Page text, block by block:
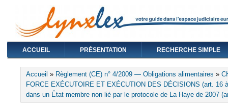
ACCUEIL PRÉSENTATION RECHERCHE SIMPLE
Vous êtes ici
Accueil » Règlement (CE) n° 4/2009 — Obligations alimentaires »
FORCE EXÉCUTOIRE ET EXÉCUTION DES DÉCISIONS (art. 16
dans un État membre non lié par le protocole de La Haye de 2007